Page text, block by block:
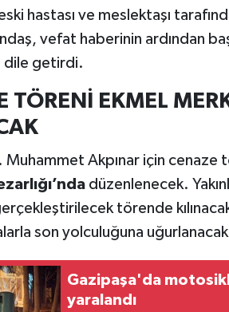
hastası ve meslektaşı
vefat haberinin ardından
dile getirdi.
TÖRENİ EKMEL
Muhammet Akpınar için cenaze
düzenlenecek.
törende
son yolculuğuna
Gazipaşa'da
yaralandı